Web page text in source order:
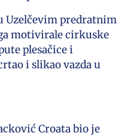
Uzelčevim predratnim
motivirale cirkuske
plesačice i
i slikao vazda u
Croata bio je